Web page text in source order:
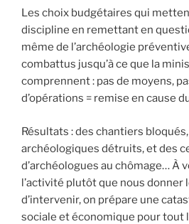
Les choix budgétaires qui
discipline en remettant en
même de l’archéologie
combattus jusqu’à ce que la
comprennent : pas de moyens,
d’opérations = remise en cause
Résultats : des chantiers
archéologiques détruits, et des
d’archéologues au chômage… À
l’activité plutôt que nous donner
d’intervenir, on prépare une
sociale et économique pour tout